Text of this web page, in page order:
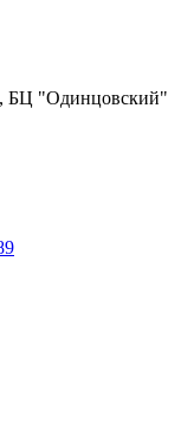
БЦ "Одинцовский"